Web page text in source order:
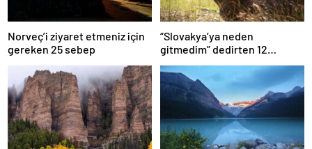
Norveç’i ziyaret etmeniz için
gereken 25 sebep
“Slovakya’ya neden
gitmedim” dedirten 12
fotoğraf